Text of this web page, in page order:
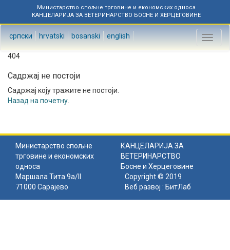
Министарство спољне трговине и економских односа
КАНЦЕЛАРИЈА ЗА ВЕТЕРИНАРСТВО БОСНЕ И ХЕРЦЕГОВИНЕ
српски hrvatski bosanski english
Toggle
404
Садржај не постоји
Садржај коју тражите не постоји.
Назад на почетну
Министарство спољне
трговине и економских
односа
КАНЦЕЛАРИЈА ЗА
ВЕТЕРИНАРСТВО
Босне и Херцеговине
Маршала Тита 9а/II
71000 Сарајево
Copyright © 2019
Веб развој : БитЛаб